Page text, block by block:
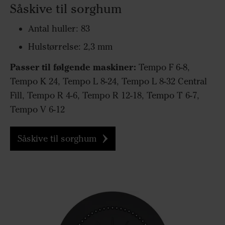
Såskive til sorghum
Antal huller: 83
Hulstørrelse: 2,3 mm
Passer til følgende maskiner: Tempo F 6-8,
Tempo K 24, Tempo L 8-24, Tempo L 8-32 Central
Fill, Tempo R 4-6, Tempo R 12-18, Tempo T 6-7,
Tempo V 6-12
Såskive til sorghum